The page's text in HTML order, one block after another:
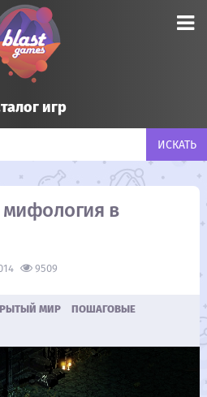
игр
мифология в
9509
МИР
ПОШАГОВЫЕ